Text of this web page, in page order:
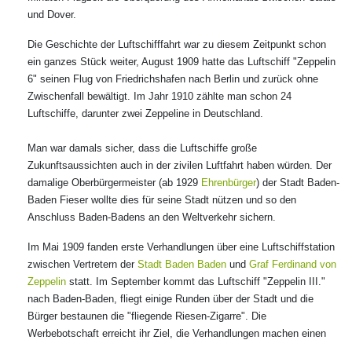
und Dover.
Die Geschichte der Luftschifffahrt war zu diesem Zeitpunkt schon
ein ganzes Stück weiter, August 1909 hatte das Luftschiff "Zeppelin
6" seinen Flug von Friedrichshafen nach Berlin und zurück ohne
Zwischenfall bewältigt. Im Jahr 1910 zählte man schon 24
Luftschiffe, darunter zwei Zeppeline in Deutschland.
Man war damals sicher, dass die Luftschiffe große
Zukunftsaussichten auch in der zivilen Luftfahrt haben würden. Der
damalige Oberbürgermeister (ab 1929 Ehrenbürger) der Stadt Baden-
Baden Fieser wollte dies für seine Stadt nützen und so den
Anschluss Baden-Badens an den Weltverkehr sichern.
Im Mai 1909 fanden erste Verhandlungen über eine Luftschiffstation
zwischen Vertretern der Stadt Baden Baden und Graf Ferdinand von
Zeppelin statt. Im September kommt das Luftschiff "Zeppelin III."
nach Baden-Baden, fliegt einige Runden über der Stadt und die
Bürger bestaunen die "fliegende Riesen-Zigarre". Die
Werbebotschaft erreicht ihr Ziel, die Verhandlungen machen einen